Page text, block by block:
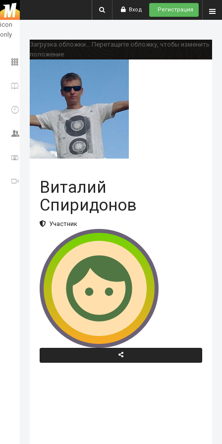
Вход Регистрация
show
icon
only
ГЛАВНОЕ
СООБЩЕСТВО
ФОТО
ВИДЕО
Загрузка обложки... Перетащите обложку, чтобы изменить
положение
Виталий
Спиридонов
Участник